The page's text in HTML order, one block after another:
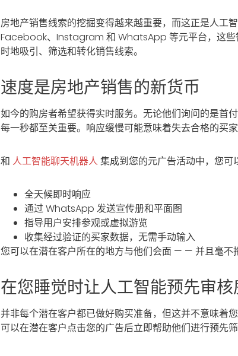
房地产销售线索的挖掘变得越来越重要，而这正是人工
Facebook、Instagram 和 WhatsApp 等元平台，这些
时地吸引、筛选和转化销售线索。
速度是房地产销售的新货币
如今的购房者希望获得实时服务。无论他们询问的是首
每一秒都至关重要。响应缓慢可能意味着失去合格的买
和 人工智能聊天机器人 集成到您的元广告活动中，您可
全天候即时响应
通过 WhatsApp 发送宣传册和平面图
指导用户安排参观或虚拟游览
收集经过验证的买家数据，无需手动输入
您可以在潜在客户所在的地方与他们会面 — — 并且毫不
在您睡觉时让人工智能预先审
并非每个潜在客户都已做好购买准备，但这并不意味
可以在潜在客户点击您的广告后立即帮助他们进行预先筛